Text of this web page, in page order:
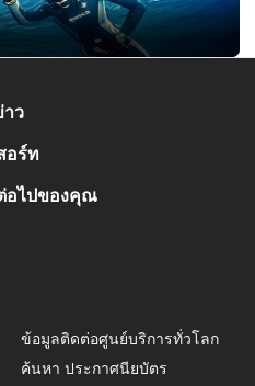
ว
อร์ท
อไปของคุณ
ข้อมูลติดต่อศูนย์บริการทั่วโลก
ค้นหา ประกาศนียบัตร